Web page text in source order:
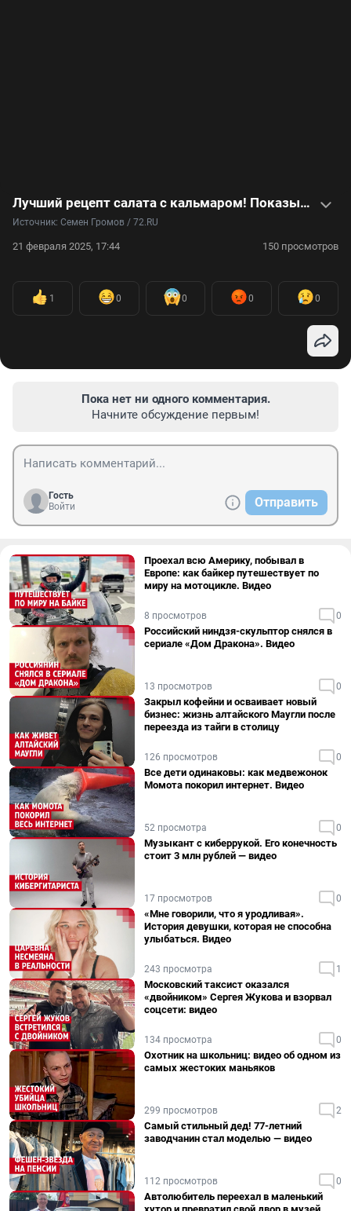
Лучший рецепт салата с кальмаром! Показываем, как приготовить вкусное блюдо за 5 минут — видео
Источник: Семен Громов / 72.RU
21 февраля 2025, 17:44 150 просмотров
1 0 0 0 0
Пока нет ни одного комментария.
Начните обсуждение первым!
Гость
Войти
Отправить
Проехал всю Америку, побывал в
Европе: как байкер путешествует по
миру на мотоцикле. Видео
8 просмотров 0
Российский ниндзя-скульптор снялся в
сериале «Дом Дракона». Видео
13 просмотров 0
Закрыл кофейни и осваивает новый
бизнес: жизнь алтайского Маугли после
переезда из тайги в столицу
126 просмотров 0
Все дети одинаковы: как медвежонок
Момота покорил интернет. Видео
52 просмотра 0
Музыкант с киберрукой. Его конечность
стоит 3 млн рублей — видео
17 просмотров 0
«Мне говорили, что я уродливая».
История девушки, которая не способна
улыбаться. Видео
243 просмотра 1
Московский таксист оказался
«двойником» Сергея Жукова и взорвал
соцсети: видео
134 просмотра 0
Охотник на школьниц: видео об одном из
самых жестоких маньяков
299 просмотров 2
Самый стильный дед! 77-летний
заводчанин стал моделью — видео
112 просмотров 0
Автолюбитель переехал в маленький